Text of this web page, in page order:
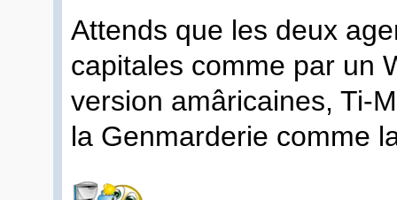
Attends que les deux
capitales comme par un
version amâricaines, Ti-
la Genmarderie comme